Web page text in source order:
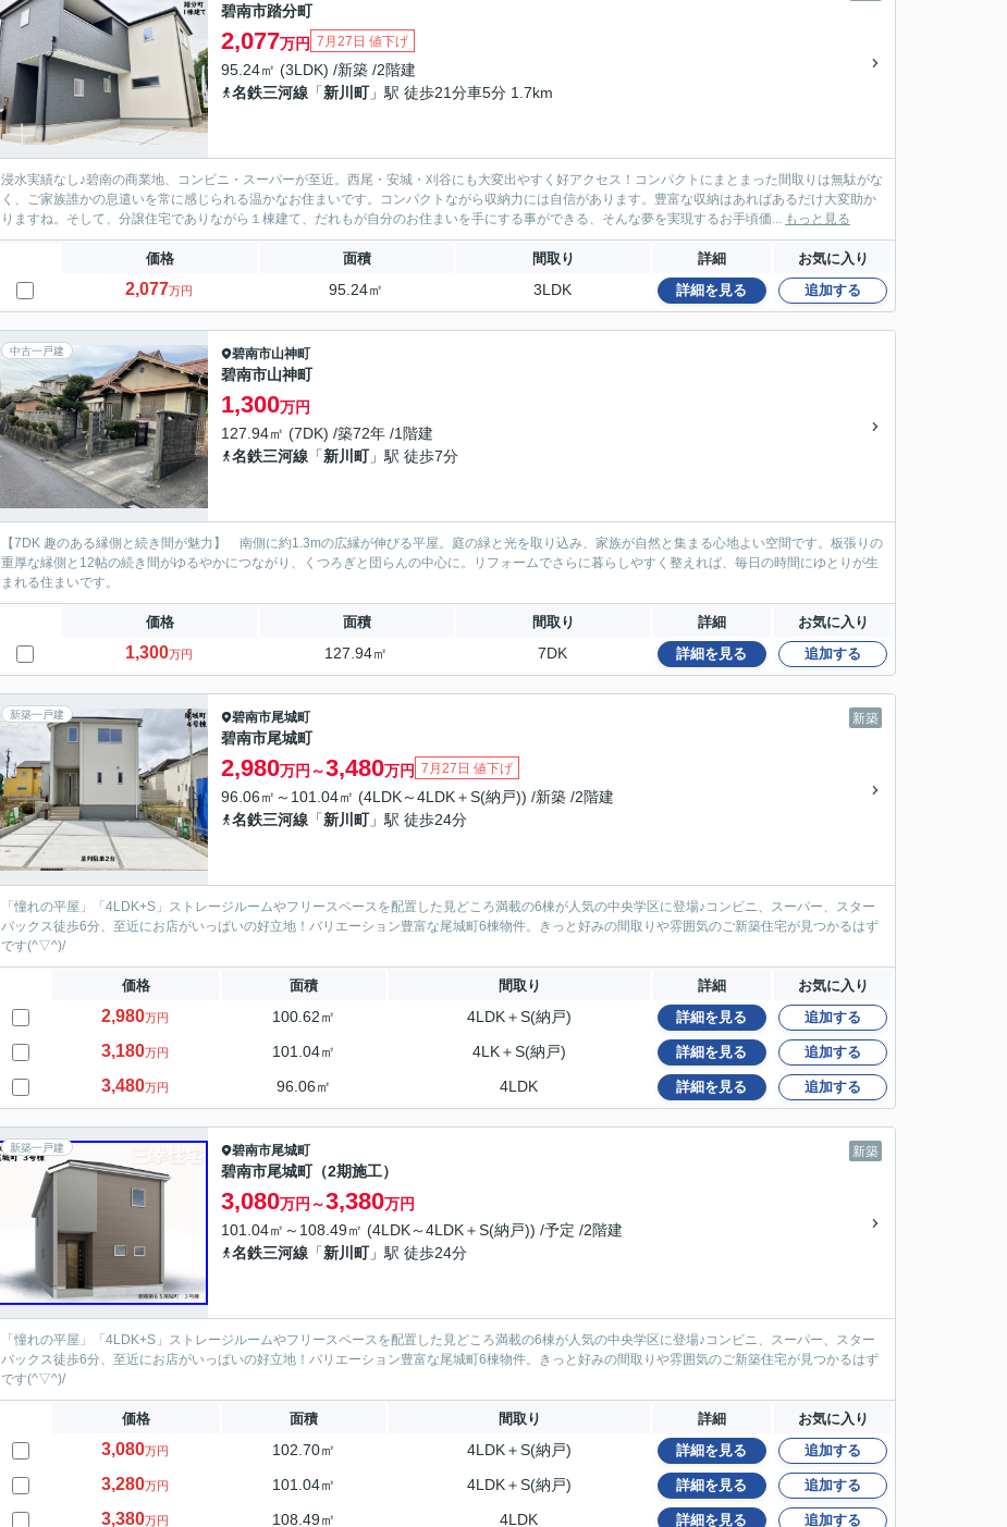
碧南市踏分町
2,077万円 7月27日 値下げ
95.24㎡ (3LDK) /新築 /2階建
名鉄三河線 「新川町」駅 徒歩21分車5分 1.7km
浸水実績なし♪碧南の商業地、コンビニ・スーパーが至近。西尾・安城・刈谷にも大変出やすく好アクセス！コンパクトにまとまった間取りは無駄がな
く、ご家族誰かの息遣いを常に感じられる温かなお住まいです。コンパクトながら収納力には自信があります。豊富な収納はあればあるだけ大変助か
りますね。そして、分譲住宅でありながら１棟建て、だれもが自分のお住まいを手にする事ができる、そんな夢を実現するお手頃価... もっと見る
価格 面積 間取り 詳細 お気に入り
2,077万円 95.24㎡ 3LDK 詳細を見る 追加する
中古一戸建 碧南市山神町
碧南市山神町
1,300万円
127.94㎡ (7DK) /築72年 /1階建
名鉄三河線 「新川町」駅 徒歩7分
【7DK 趣のある縁側と続き間が魅力】 南側に約1.3mの広縁が伸びる平屋。庭の緑と光を取り込み、家族が自然と集まる心地よい空間です。板張りの
重厚な縁側と12帖の続き間がゆるやかにつながり、くつろぎと団らんの中心に。リフォームでさらに暮らしやすく整えれば、毎日の時間にゆとりが生
まれる住まいです。
価格 面積 間取り 詳細 お気に入り
1,300万円 127.94㎡ 7DK 詳細を見る 追加する
新築一戸建 新築
碧南市尾城町
碧南市尾城町
2,980万円～3,480万円 7月27日 値下げ
96.06㎡～101.04㎡ (4LDK～4LDK＋S(納戸)) /新築 /2階建
名鉄三河線 「新川町」駅 徒歩24分
「憧れの平屋」「4LDK+S」ストレージルームやフリースペースを配置した見どころ満載の6棟が人気の中央学区に登場♪コンビニ、スーパー、スター
バックス徒歩6分、至近にお店がいっぱいの好立地！バリエーション豊富な尾城町6棟物件。きっと好みの間取りや雰囲気のご新築住宅が見つかるはず
です(^▽^)/
価格 面積 間取り 詳細 お気に入り
2,980万円 100.62㎡ 4LDK＋S(納戸) 詳細を見る 追加する
3,180万円 101.04㎡ 4LK＋S(納戸) 詳細を見る 追加する
3,480万円 96.06㎡ 4LDK 詳細を見る 追加する
新築一戸建 新築
碧南市尾城町
碧南市尾城町（2期施工）
3,080万円～3,380万円
101.04㎡～108.49㎡ (4LDK～4LDK＋S(納戸)) /予定 /2階建
名鉄三河線 「新川町」駅 徒歩24分
「憧れの平屋」「4LDK+S」ストレージルームやフリースペースを配置した見どころ満載の6棟が人気の中央学区に登場♪コンビニ、スーパー、スター
バックス徒歩6分、至近にお店がいっぱいの好立地！バリエーション豊富な尾城町6棟物件。きっと好みの間取りや雰囲気のご新築住宅が見つかるはず
です(^▽^)/
価格 面積 間取り 詳細 お気に入り
3,080万円 102.70㎡ 4LDK＋S(納戸) 詳細を見る 追加する
3,280万円 101.04㎡ 4LDK＋S(納戸) 詳細を見る 追加する
3,380万円 108.49㎡ 4LDK 詳細を見る 追加する